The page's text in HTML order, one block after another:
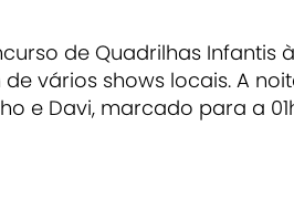
de Quadrilhas Infantis
vários shows locais. A
e Davi, marcado para a